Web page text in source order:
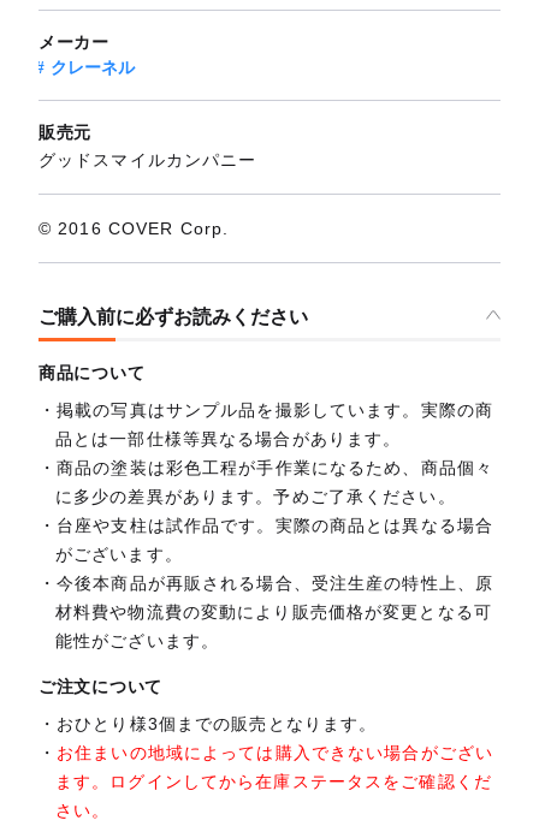
メーカー
クレーネル
販売元
グッドスマイルカンパニー
© 2016 COVER Corp.
ご購入前に必ずお読みください
商品について
掲載の写真はサンプル品を撮影しています。実際の商
品とは一部仕様等異なる場合があります。
商品の塗装は彩色工程が手作業になるため、商品個々
に多少の差異があります。予めご了承ください。
台座や支柱は試作品です。実際の商品とは異なる場合
がございます。
今後本商品が再販される場合、受注生産の特性上、原
材料費や物流費の変動により販売価格が変更となる可
能性がございます。
ご注文について
おひとり様3個までの販売となります。
お住まいの地域によっては購入できない場合がござい
ます。ログインしてから在庫ステータスをご確認くだ
さい。